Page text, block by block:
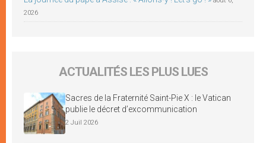
2026
ACTUALITÉS LES PLUS LUES
Sacres de la Fraternité Saint-Pie X : le Vatican
publie le décret d’excommunication
2 Juil 2026